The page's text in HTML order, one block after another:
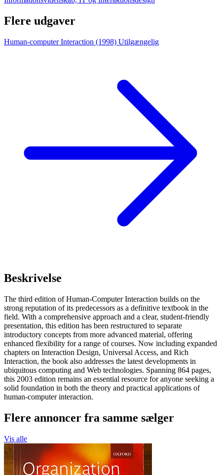
Flere udgaver
Human-computer Interaction (1998) Utilgængelig
Beskrivelse
The third edition of Human-Computer Interaction builds on the
strong reputation of its predecessors as a definitive textbook in the
field. With a comprehensive approach and a clear, student-friendly
presentation, this edition has been restructured to separate
introductory concepts from more advanced material, offering
enhanced flexibility for a range of courses. Now including expanded
chapters on Interaction Design, Universal Access, and Rich
Interaction, the book also addresses the latest developments in
ubiquitous computing and Web technologies. Spanning 864 pages,
this 2003 edition remains an essential resource for anyone seeking a
solid foundation in both the theory and practical applications of
human-computer interaction.
Flere annoncer fra samme sælger
Vis alle